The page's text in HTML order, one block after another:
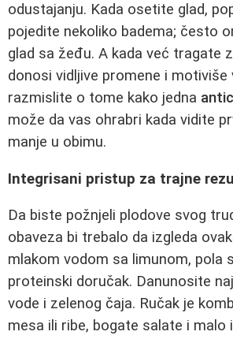
odustajanju. Kada osetite glad,
pojedite nekoliko badema; često
glad sa žeđu. A kada već tragate
donosi vidljive promene i motiviše
razmislite o tome kako jedna
može da vas ohrabri kada vidite
manje u obimu.
Integrisani pristup za trajne
Da biste požnjeli plodove svog
obaveza bi trebalo da izgleda
mlakom vodom sa limunom, pola
proteinski doručak. Danunosite
vode i zelenog čaja. Ručak je
mesa ili ribe, bogate salate i malo